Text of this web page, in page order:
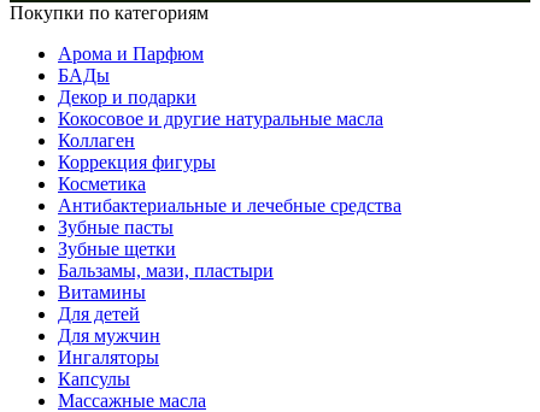
Покупки по категориям
Арома и Парфюм
БАДы
Декор и подарки
Кокосовое и другие натуральные масла
Коллаген
Коррекция фигуры
Косметика
Антибактериальные и лечебные средства
Зубные пасты
Зубные щетки
Бальзамы, мази, пластыри
Витамины
Для детей
Для мужчин
Ингаляторы
Капсулы
Массажные масла